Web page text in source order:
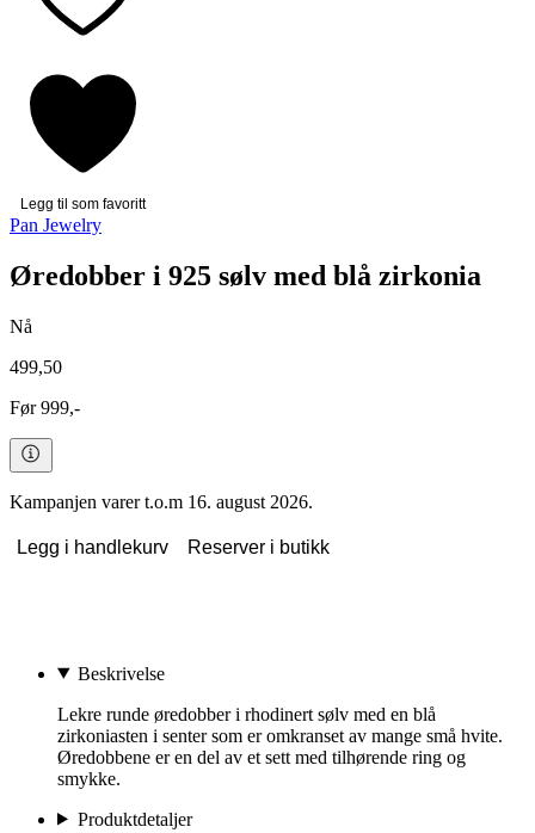
Legg til som favoritt
Pan Jewelry
Øredobber i 925 sølv med blå zirkonia
Nå
499,50
Før 999,-
Kampanjen varer t.o.m 16. august 2026.
Legg i handlekurv Reserver i butikk
Beskrivelse
Lekre runde øredobber i rhodinert sølv med en blå
zirkoniasten i senter som er omkranset av mange små hvite.
Øredobbene er en del av et sett med tilhørende ring og
smykke.
Produktdetaljer